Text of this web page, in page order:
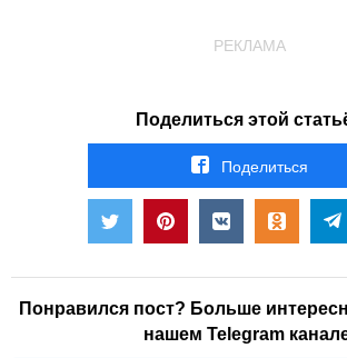
РЕКЛАМА
Поделиться этой
Поделиться
Понравился пост? Больше
нашем Telegram